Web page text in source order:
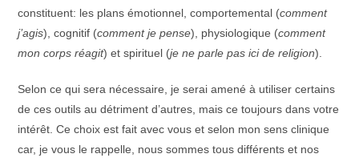
constituent: les plans émotionnel, comportemental (comment
j’agis), cognitif (comment je pense), physiologique (comment
mon corps réagit) et spirituel (je ne parle pas ici de religion).
Selon ce qui sera nécessaire, je serai amené à utiliser certains
de ces outils au détriment d’autres, mais ce toujours dans votre
intérêt. Ce choix est fait avec vous et selon mon sens clinique
car, je vous le rappelle, nous sommes tous différents et nos